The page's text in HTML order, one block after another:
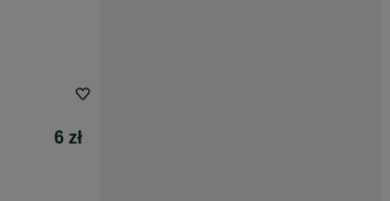
6 zł